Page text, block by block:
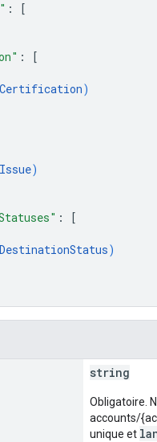
:
[
:
[
Certification)
Issue)
:
[
DestinationStatus)
string
Obligatoire.
accounts/
unique et